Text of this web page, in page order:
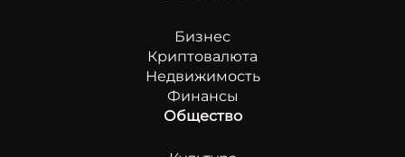
Бизнес
Криптовалюта
Недвижимость
Финансы
Общество